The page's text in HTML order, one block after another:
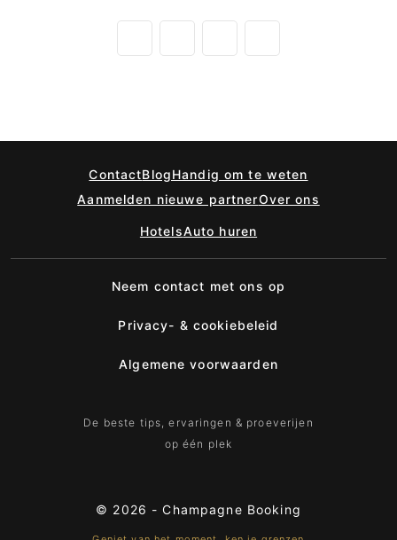
ContactBlogHandig om te weten
Aanmelden nieuwe partnerOver ons
HotelsAuto huren
Neem contact met ons op
Privacy- & cookiebeleid
Algemene voorwaarden
De beste tips, ervaringen & proeverijen
op één plek
© 2026 -Champagne Booking